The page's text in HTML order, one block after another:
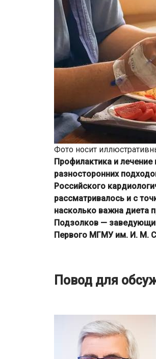
Фото носит
Профилактика и
разносторонних
Российского
рассматривалось и с
насколько важна диета
Подзолков —
Первого МГМУ им. И. М.
Повод для